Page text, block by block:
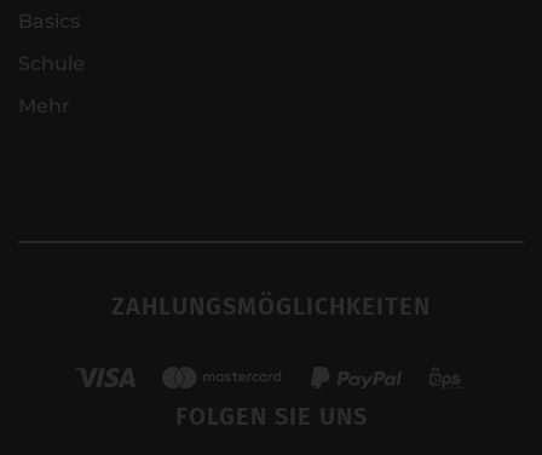
Basics
Schule
Mehr
ZAHLUNGSMÖGLICHKEITEN
FOLGEN SIE UNS